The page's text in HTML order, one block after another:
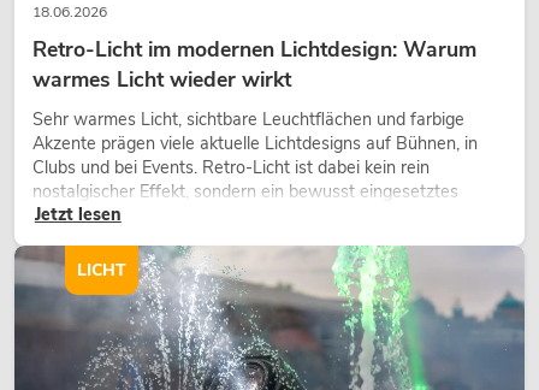
No. 20000458Artikel nicht mehr verfügbar
18.06.2026
Retro-Licht im modernen Lichtdesign: Warum
warmes Licht wieder wirkt
Sehr warmes Licht, sichtbare Leuchtflächen und farbige
Akzente prägen viele aktuelle Lichtdesigns auf Bühnen, in
Clubs und bei Events. Retro-Licht ist dabei kein rein
nostalgischer Effekt, sondern ein bewusst eingesetztes
Gestaltungsmittel: Es schafft Atmosphäre, gibt Szenen
wirken lassen.
Jetzt lesen
LICHT